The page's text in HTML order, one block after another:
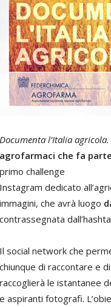
Documenta l’Italia agricola.
agrofarmaci che fa
primo challenge
Instagram dedicato
immagini, che avrà luogo
contrassegnata
Il social network che
chiunque di raccontare e
raccoglierà le istantanee
e aspiranti fotografi.